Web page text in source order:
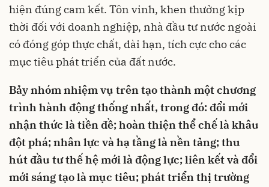
hiện đúng cam kết. Tôn vinh, khen thưởng kịp
thời đối với doanh nghiệp, nhà đầu tư nước ngoài
có đóng góp thực chất, dài hạn, tích cực cho các
mục tiêu phát triển của đất nước.
Bảy nhóm nhiệm vụ trên tạo thành một chương
trình hành động thống nhất, trong đó: đổi mới
nhận thức là tiền đề; hoàn thiện thể chế là khâu
đột phá; nhân lực và hạ tầng là nền tảng; thu
hút đầu tư thế hệ mới là động lực; liên kết và đổi
mới sáng tạo là mục tiêu; phát triển thị trường